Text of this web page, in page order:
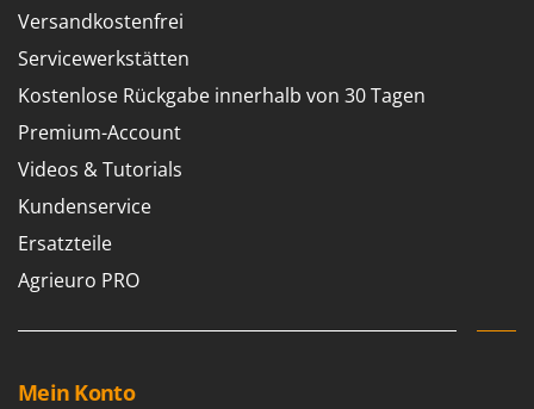
Versandkostenfrei
Servicewerkstätten
Kostenlose Rückgabe innerhalb von 30 Tagen
Premium-Account
Videos & Tutorials
Kundenservice
Ersatzteile
Agrieuro PRO
Mein Konto